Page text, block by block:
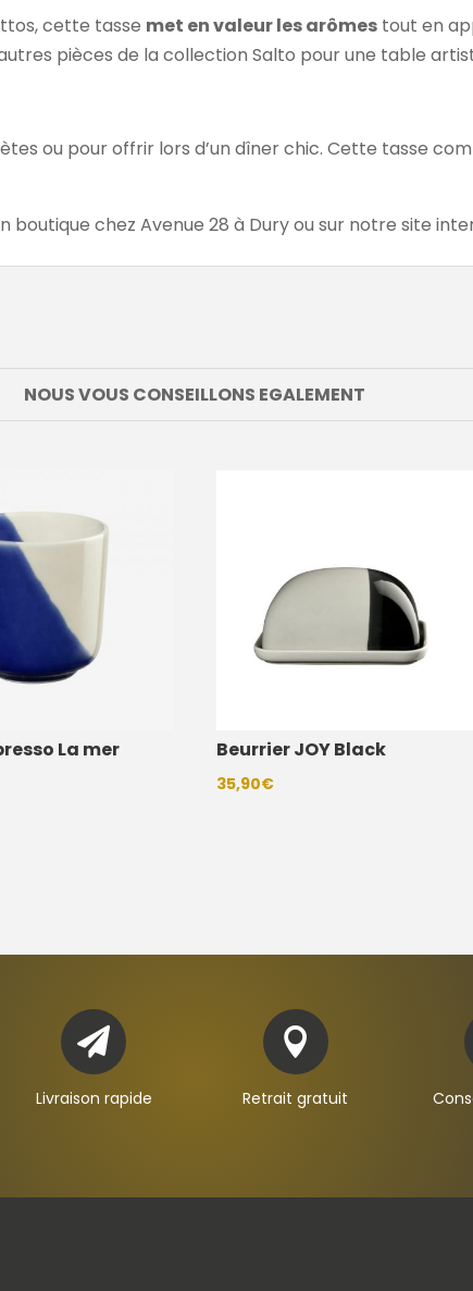
cette tasse met en valeur les arômes tout en
pièces de la collection Salto pour une table
ou pour offrir lors d’un dîner chic. Cette tasse
boutique chez Avenue 28 à Dury ou sur notre site
NOUS VOUS CONSEILLONS EGALEMENT
La mer Beurrier JOY Black
35,90€

Livraison rapide

Retrait gratuit